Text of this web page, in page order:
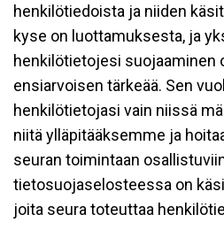
henkilötiedoista ja niiden
kyse on luottamuksesta, ja
henkilötietojesi suojaaminen
ensiarvoisen tärkeää. Sen
henkilötietojasi vain niissä
niitä ylläpitääksemme ja
seuran toimintaan
tietosuojaselosteessa on
joita seura toteuttaa